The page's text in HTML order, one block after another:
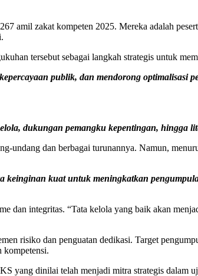
amil zakat kompeten 2025. Mereka adalah
tersebut sebagai langkah strategis untuk
publik, dan mendorong optimalisasi
dukungan pemangku kepentingan, hingga
undang dan berbagai turunannya. Namun,
kuat untuk meningkatkan
dan integritas. “Tata kelola yang baik akan
risiko dan penguatan dedikasi. Target
kompetensi.
yang dinilai telah menjadi mitra strategis dalam